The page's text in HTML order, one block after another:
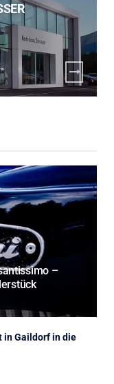
–
in Gaildorf in die